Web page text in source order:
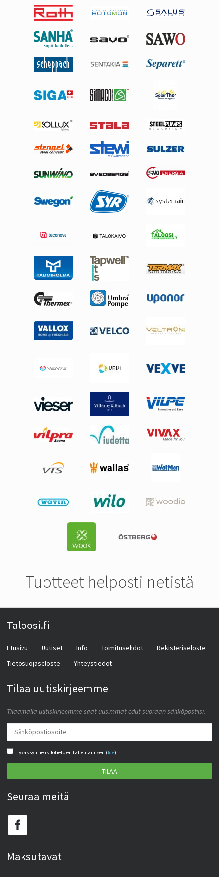
Tuotteet helposti netistä
Taloosi.fi
Etusivu Uutiset Info Toimitusehdot
Rekisteriseloste
Tietosuojaseloste
Yhteystiedot
Tilaa uutiskirjeemme
Tilaamalla uutiskirjeemme saat uusimmat edut suoraan sähköpostiisi.
Hyväksyn henkilötietojen tallentamisen (lue)
TILAA
Seuraa meitä
Maksutavat